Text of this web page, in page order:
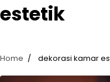
estetik
Home dekorasi kamar